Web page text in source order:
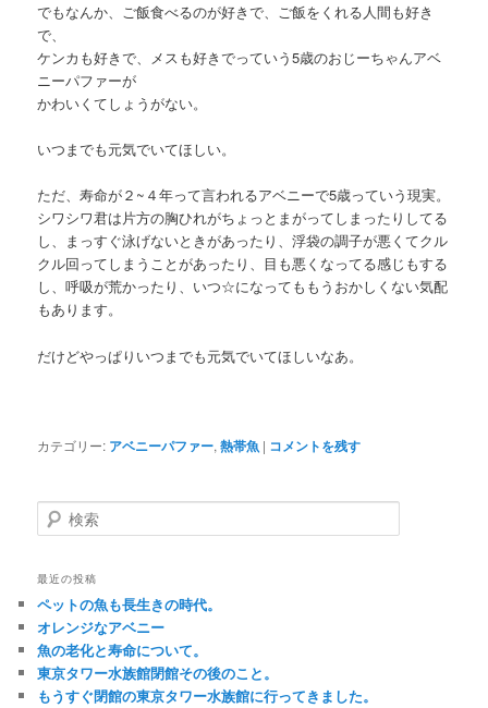
でもなんか、ご飯食べるのが好きで、ご飯をくれる人間も好き
で、
ケンカも好きで、メスも好きでっていう5歳のおじーちゃんアベ
ニーパファーが
かわいくてしょうがない。
いつまでも元気でいてほしい。
ただ、寿命が２~４年って言われるアベニーで5歳っていう現実。
シワシワ君は片方の胸ひれがちょっとまがってしまったりしてる
し、まっすぐ泳げないときがあったり、浮袋の調子が悪くてクル
クル回ってしまうことがあったり、目も悪くなってる感じもする
し、呼吸が荒かったり、いつ☆になってももうおかしくない気配
もあります。
だけどやっぱりいつまでも元気でいてほしいなあ。
カテゴリー: アベニーパファー,熱帯魚 | コメントを残す
検
索
最近の投稿
ペットの魚も長生きの時代。
オレンジなアベニー
魚の老化と寿命について。
東京タワー水族館閉館その後のこと。
もうすぐ閉館の東京タワー水族館に行ってきました。